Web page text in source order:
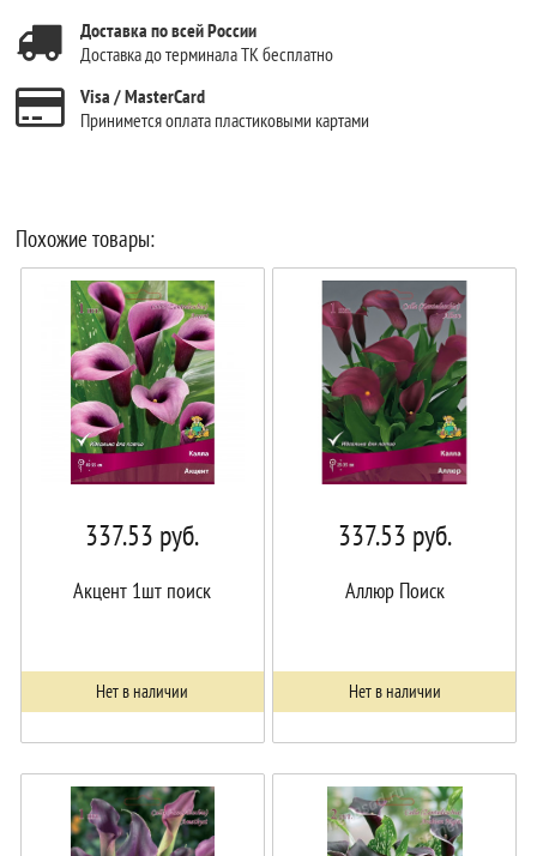
Доставка по всей России
Доставка до терминала ТК бесплатно
Visa / MasterCard
Принимется оплата пластиковыми картами
Похожие товары:
337.53 руб.
Акцент 1шт поиск
Нет в наличии
337.53 руб.
Аллюр Поиск
Нет в наличии